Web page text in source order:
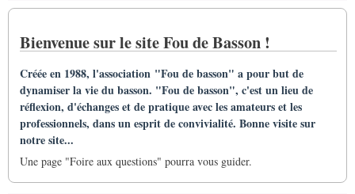
Bienvenue sur le site Fou de Basson !
Créée en 1988, l'association "Fou de basson" a pour but de
dynamiser la vie du basson. "Fou de basson", c'est un lieu de
réflexion, d'échanges et de pratique avec les amateurs et les
professionnels, dans un esprit de convivialité. Bonne visite sur
notre site...
Une page "Foire aux questions" pourra vous guider.